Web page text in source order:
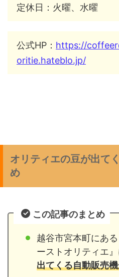
定休日：火曜、水曜
公式HP： https://
oritie.hateblo.jp/
オリティエの豆が出て
め
この記事のまとめ
越谷市宮本町にあ
ーストオリティエ』
出てくる自動販売